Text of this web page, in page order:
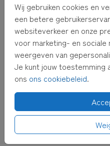
Wij gebruiken cookies en
een betere
websiteverkeer en onze
voor marketing- en sociale
weergeven van
Je kunt jouw toestemming
ons ons cookiebeleid.